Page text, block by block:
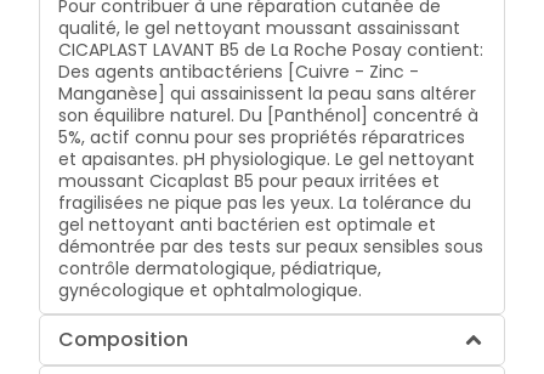
Pour contribuer à une réparation cutanée de
qualité, le gel nettoyant moussant assainissant
CICAPLAST LAVANT B5 de La Roche Posay contient:
Des agents antibactériens [Cuivre - Zinc -
Manganèse] qui assainissent la peau sans altérer
son équilibre naturel. Du [Panthénol] concentré à
5%, actif connu pour ses propriétés réparatrices
et apaisantes. pH physiologique. Le gel nettoyant
moussant Cicaplast B5 pour peaux irritées et
fragilisées ne pique pas les yeux. La tolérance du
gel nettoyant anti bactérien est optimale et
démontrée par des tests sur peaux sensibles sous
contrôle dermatologique, pédiatrique,
gynécologique et ophtalmologique.
Composition